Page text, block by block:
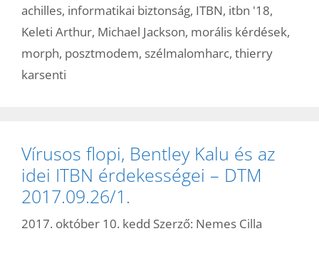
achilles, informatikai biztonság, ITBN, itbn '18,
Keleti Arthur, Michael Jackson, morális kérdések,
morph, posztmodem, szélmalomharc, thierry
karsenti
Vírusos flopi, Bentley Kalu és az
idei ITBN érdekességei – DTM
2017.09.26/1.
2017. október 10. kedd Szerző: Nemes Cilla